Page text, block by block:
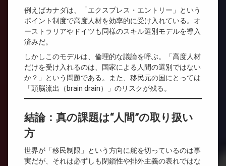
例えばカナダは、「エクスプレス・エントリー」という
ポイント制度で高度人材を効率的に受け入れている。オ
ーストラリアやドイツも同様のスキル選別モデルを導入
済みだ。
しかしこのモデルは、倫理的な議論を呼ぶ。「高度人材
だけを受け入れるのは、国家による人間の選別ではない
か？」という問題である。また、移民元の国にとっては
「頭脳流出（brain drain）」のリスクが残る。
結論：真の課題は“人間”の取り扱い
方
世界が「移民制限」という方向に舵を切っているのは事
実だが、それは必ずしも閉鎖性や排外主義の表れではな